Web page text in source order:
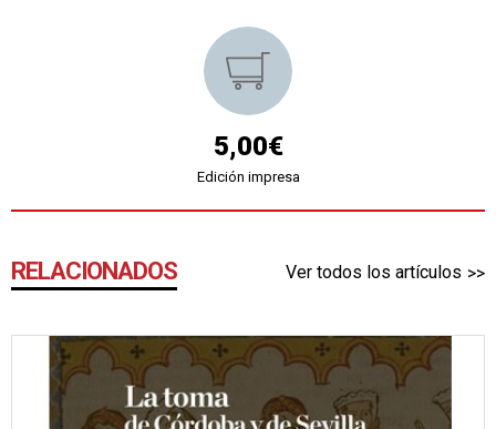
5,00€
Edición impresa
RELACIONADOS Ver todos los artículos